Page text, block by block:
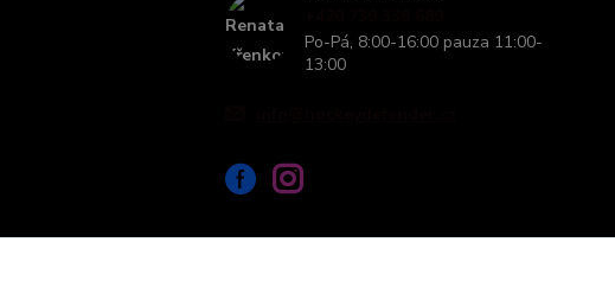
Po-Pá, 8:00-16:00 pauza 11:00-
13:00